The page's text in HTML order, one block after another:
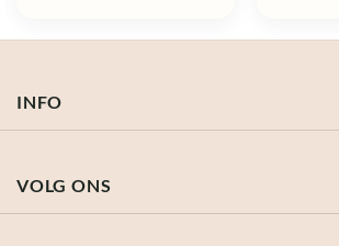
INFO
VOLG ONS